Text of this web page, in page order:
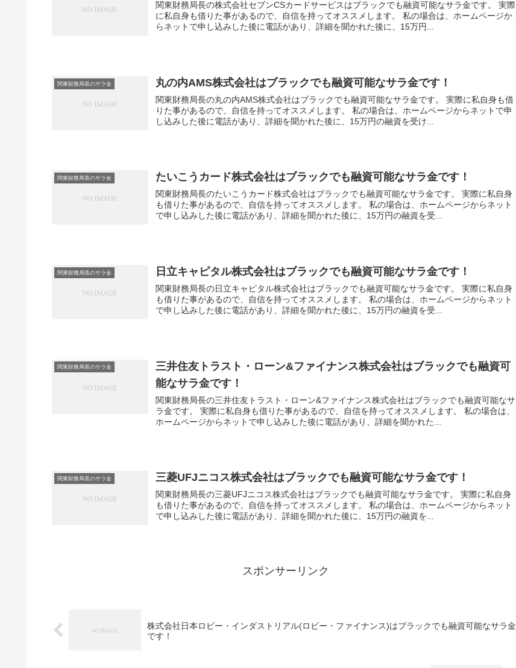
関東財務局長の株式会社セブンCSカードサービスはブラックでも融資可能なサラ金です。 実際
に私自身も借りた事があるので、自信を持ってオススメします。 私の場合は、ホームページか
らネットで申し込みした後に電話があり、詳細を聞かれた後に、15万円...
関東財務局長のサラ金 丸の内AMS株式会社はブラックでも融資可能なサラ金です！
関東財務局長の丸の内AMS株式会社はブラックでも融資可能なサラ金です。 実際に私自身も借
りた事があるので、自信を持ってオススメします。 私の場合は、ホームページからネットで申
し込みした後に電話があり、詳細を聞かれた後に、15万円の融資を受け...
関東財務局長のサラ金 たいこうカード株式会社はブラックでも融資可能なサラ金です！
関東財務局長のたいこうカード株式会社はブラックでも融資可能なサラ金です。 実際に私自身
も借りた事があるので、自信を持ってオススメします。 私の場合は、ホームページからネット
で申し込みした後に電話があり、詳細を聞かれた後に、15万円の融資を受...
関東財務局長のサラ金 日立キャピタル株式会社はブラックでも融資可能なサラ金です！
関東財務局長の日立キャピタル株式会社はブラックでも融資可能なサラ金です。 実際に私自身
も借りた事があるので、自信を持ってオススメします。 私の場合は、ホームページからネット
で申し込みした後に電話があり、詳細を聞かれた後に、15万円の融資を受...
関東財務局長のサラ金
三井住友トラスト・ローン&ファイナンス株式会社はブラックでも融資可
能なサラ金です！
関東財務局長の三井住友トラスト・ローン&ファイナンス株式会社はブラックでも融資可能なサ
ラ金です。 実際に私自身も借りた事があるので、自信を持ってオススメします。 私の場合は、
ホームページからネットで申し込みした後に電話があり、詳細を聞かれた...
関東財務局長のサラ金 三菱UFJニコス株式会社はブラックでも融資可能なサラ金です！
関東財務局長の三菱UFJニコス株式会社はブラックでも融資可能なサラ金です。 実際に私自身
も借りた事があるので、自信を持ってオススメします。 私の場合は、ホームページからネット
で申し込みした後に電話があり、詳細を聞かれた後に、15万円の融資を...
スポンサーリンク
株式会社日本ロビー・インダストリアル(ロビー・ファイナンス)はブラックでも融資可能なサラ金
です！